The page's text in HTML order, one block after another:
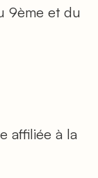
9ème et du
affiliée à la